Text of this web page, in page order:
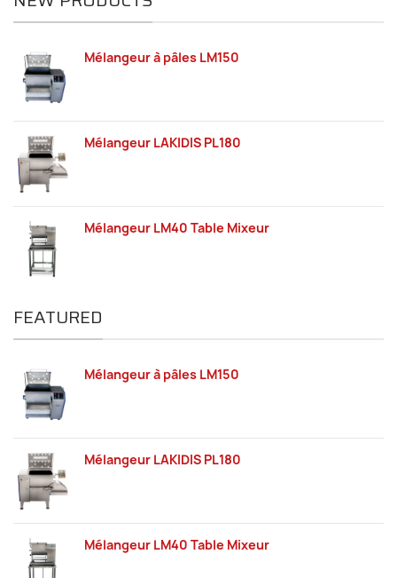
Mélangeur à pâles LM150
Mélangeur LAKIDIS PL180
Mélangeur LM40 Table Mixeur
FEATURED
Mélangeur à pâles LM150
Mélangeur LAKIDIS PL180
Mélangeur LM40 Table Mixeur